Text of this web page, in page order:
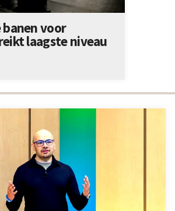
voor
laagste niveau